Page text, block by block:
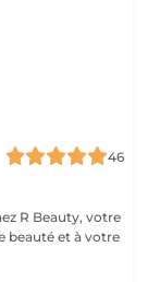
46
beauté et à votre